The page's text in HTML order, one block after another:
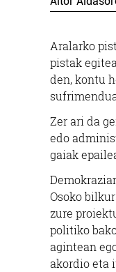
Aralarko
pistak
den, kontu
Zer ari da
edo
gaiak
Osoko
zure
politiko
agintean
akordio eta